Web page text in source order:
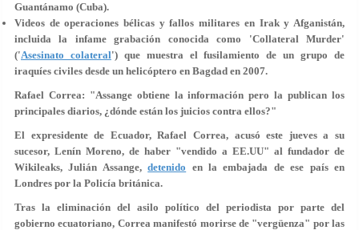
Guantánamo (Cuba).
Videos de operaciones bélicas y fallos militares en Irak y Afganistán,
incluida la infame grabación conocida como 'Collateral Murder'
('Asesinato colateral') que muestra el fusilamiento de un grupo de
iraquíes civiles desde un helicóptero en Bagdad en 2007.
Rafael Correa: "Assange obtiene la información pero la publican los
principales diarios, ¿dónde están los juicios contra ellos?"
El expresidente de Ecuador, Rafael Correa, acusó este jueves a su
sucesor, Lenín Moreno, de haber "vendido a EE.UU" al fundador de
Wikileaks, Julián Assange,detenido en la embajada de ese país en
Londres por la Policía británica.
Tras la eliminación del asilo político del periodista por parte del
gobierno ecuatoriano, Correa manifestó morirse de "vergüenza" por las